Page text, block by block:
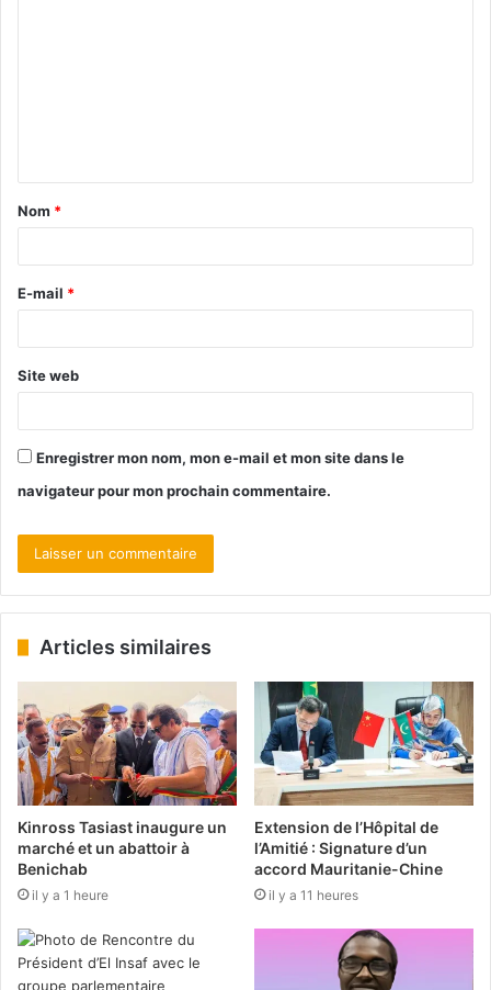
Nom *
E-mail *
Site web
Enregistrer mon nom, mon e-mail et mon site dans le
navigateur pour mon prochain commentaire.
Articles similaires
Kinross Tasiast inaugure un
marché et un abattoir à
Benichab
il y a 1 heure
Extension de l’Hôpital de
l’Amitié : Signature d’un
accord Mauritanie-Chine
il y a 11 heures